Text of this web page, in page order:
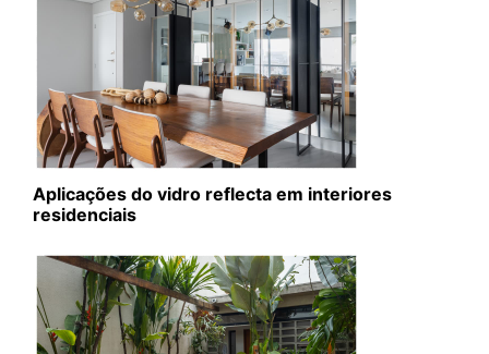
Aplicações do vidro reflecta em interiores
residenciais